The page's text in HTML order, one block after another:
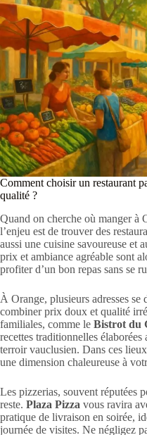
Comment choisir un restaurant
qualité ?
Quand on cherche où manger à
l’enjeu est de trouver des
aussi une cuisine savoureuse et
prix et ambiance agréable sont
profiter d’un bon repas sans se
À Orange, plusieurs adresses se
combiner prix doux et qualité
familiales, comme le Bistrot du
recettes traditionnelles
terroir vauclusien. Dans ces
une dimension chaleureuse à
Les pizzerias, souvent réputées
reste. Plaza Pizza vous ravira
pratique de livraison en soirée,
journée de visites. Ne négligez